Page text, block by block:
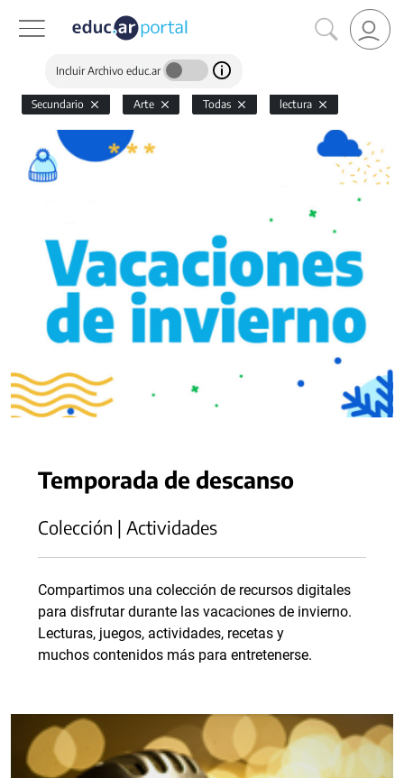
Incluir Archivo educ.ar
Secundario Arte Todas lectura
Temporada de descanso
Colección | Actividades
Compartimos una colección de recursos digitales
para disfrutar durante las vacaciones de invierno.
Lecturas, juegos, actividades, recetas y
muchos contenidos más para entretenerse.